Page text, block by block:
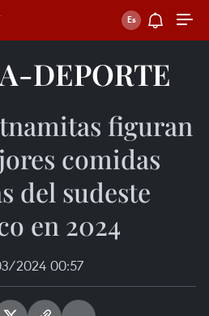
DEPORTE
figuran
comidas
del sudeste
en 2024
2024 00:57